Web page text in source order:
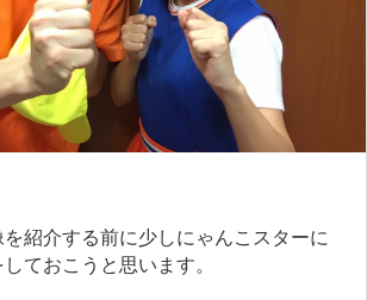
紹介する前に少しにゃんこスターに
ておこうと思います。